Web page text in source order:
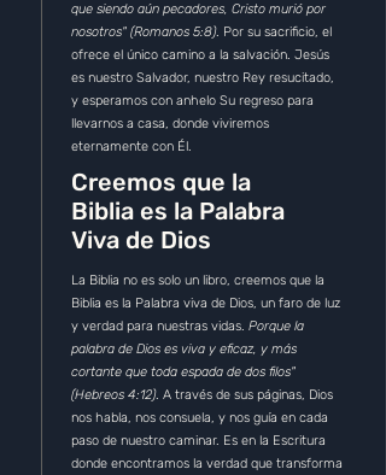
que siendo aún pecadores, Cristo murió por
nosotros" (Romanos 5:8). Por su sacrificio, el
ofrece el único camino a la salvación. Jesús
es nuestro Salvador, nuestro Rey resucitado,
y esperamos con anhelo Su regreso para
llevarnos a casa, donde viviremos
eternamente con Él.
Creemos que la
Biblia es la Palabra
Viva de Dios
La Biblia no es solo un libro, creemos que la
Biblia es la Palabra viva de Dios, un faro de luz
y verdad para nuestras vidas. Porque la
palabra de Dios es viva y eficaz, y más
cortante que toda espada de dos filos"
(Hebreos 4:12). A través de sus páginas, Dios
nos habla, nos consuela, y nos guía en cada
paso de nuestro caminar. Es en la Escritura
donde encontramos la verdad que transforma